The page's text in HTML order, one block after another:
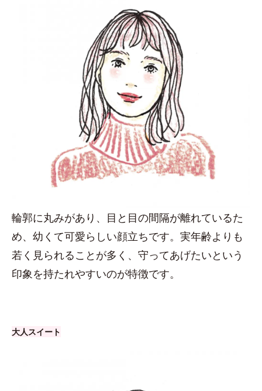
輪郭に丸みがあり、目と目の間隔が離れているた
め、幼くて可愛らしい顔立ちです。実年齢よりも
若く見られることが多く、守ってあげたいという
印象を持たれやすいのが特徴です。
大人スイート